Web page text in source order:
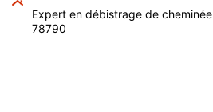
Expert en débistrage de
78790